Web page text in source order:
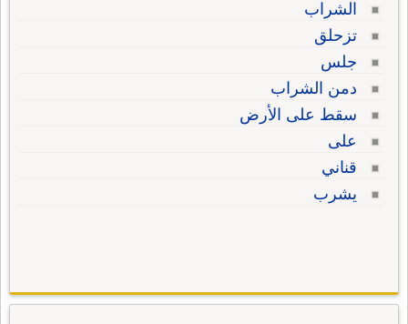
الشراب
تزحلق
جلس
دمن الشراب
سقط على الأرض
على
قناني
يشرب